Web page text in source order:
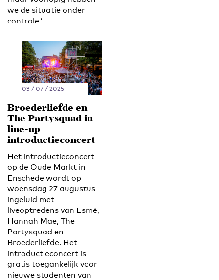
we de situatie onder
controle.’
EN NL
03 / 07 / 2025
Broederliefde en
The Partysquad in
line-up
introductieconcert
Het introductieconcert
op de Oude Markt in
Enschede wordt op
woensdag 27 augustus
ingeluid met
liveoptredens van Esmé,
Hannah Mae, The
Partysquad en
Broederliefde. Het
introductieconcert is
gratis toegankelijk voor
nieuwe studenten van